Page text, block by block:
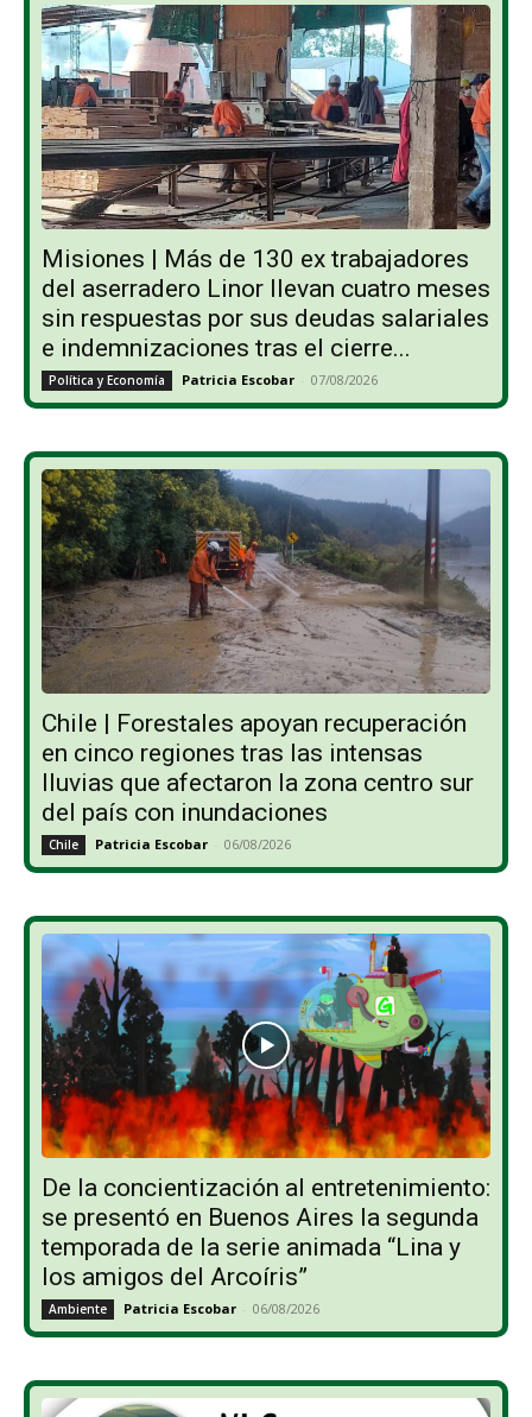
Misiones | Más de 130 ex trabajadores
del aserradero Linor llevan cuatro meses
sin respuestas por sus deudas salariales
e indemnizaciones tras el cierre...
Política y Economía Patricia Escobar - 07/08/2026
Chile | Forestales apoyan recuperación
en cinco regiones tras las intensas
lluvias que afectaron la zona centro sur
del país con inundaciones
Chile Patricia Escobar - 06/08/2026
De la concientización al entretenimiento:
se presentó en Buenos Aires la segunda
temporada de la serie animada “Lina y
los amigos del Arcoíris”
Ambiente Patricia Escobar - 06/08/2026